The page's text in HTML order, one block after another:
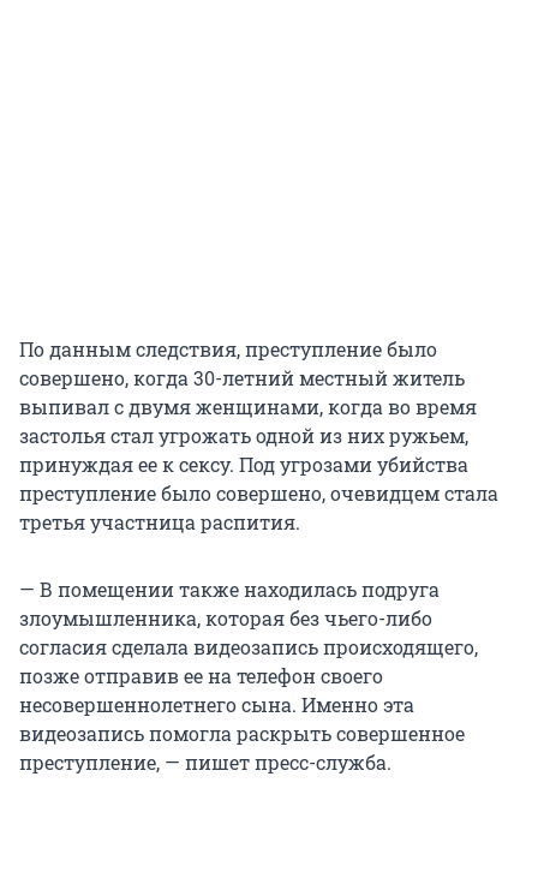
По данным следствия, преступление было
совершено, когда 30-летний местный житель
выпивал с двумя женщинами, когда во время
застолья стал угрожать одной из них ружьем,
принуждая ее к сексу. Под угрозами убийства
преступление было совершено, очевидцем стала
третья участница распития.
— В помещении также находилась подруга
злоумышленника, которая без чьего-либо
согласия сделала видеозапись происходящего,
позже отправив ее на телефон своего
несовершеннолетнего сына. Именно эта
видеозапись помогла раскрыть совершенное
преступление, — пишет пресс-служба.